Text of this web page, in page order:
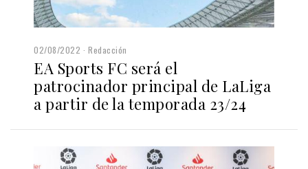
02/08/2022 Redacción
EA Sports FC será el
patrocinador principal de LaLiga
a partir de la temporada 23/24